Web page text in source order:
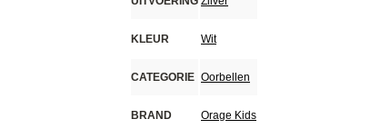
KLEUR Wit
CATEGORIE Oorbellen
BRAND Orage Kids